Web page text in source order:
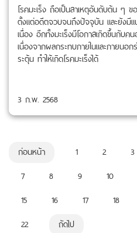
โรคมะเร็ง ถือเป็นสาเหตุอันดับต้น ๆ ข
ตั้งแต่อดีตจวบจนถึงปัจจุบัน และยังมี
เนื่อง อีกทั้งมะเร็งมีโอกาสเกิดขึ้นกับ
เนื่องจากผลกระทบภายในและภายนอ
ระตุ้น ทำให้เกิดโรคมะเร็งได้
3 ก.พ. 2568
ก่อนหน้า 1 2 3
7
8 9 10
15
16 17 18
22
ถัดไป